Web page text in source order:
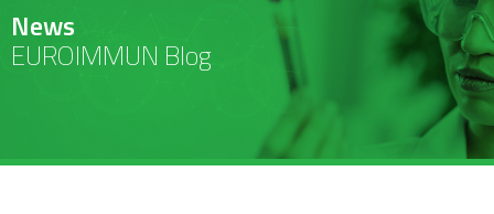
News
EUROIMMUN Blog